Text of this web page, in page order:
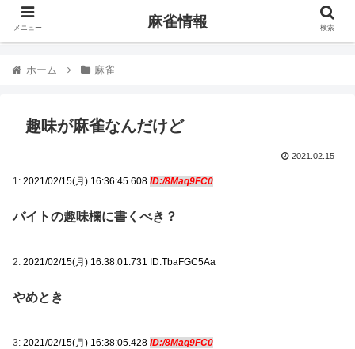
ホーム 麻雀
趣味が麻雀なんだけど
2021.02.15
1: 2021/02/15(月) 16:36:45.608 ID:/8Maq9FC0
バイトの趣味欄に書くべき？
2: 2021/02/15(月) 16:38:01.731 ID:TbaFGC5Aa
やめとき
3: 2021/02/15(月) 16:38:05.428 ID:/8Maq9FC0
メニュー 麻雀情報 検索